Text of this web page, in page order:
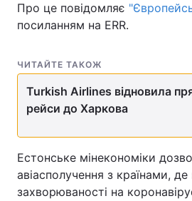
Про це повідомляє
посиланням на ERR.
ЧИТАЙТЕ ТАКОЖ
Turkish Airlines відновила
рейси до Харкова
Естонське мінекономіки
авіасполучення з країнами, де
захворюваності на